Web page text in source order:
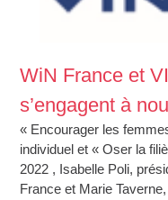
WiN France et
s’engagent à
« Encourager les
individuel et « Oser la
2022 , Isabelle Poli,
France et Marie